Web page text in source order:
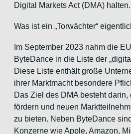
Digital Markets Act (DMA) halten.
Was ist ein „Torwächter“
Im September 2023 nahm die
ByteDance in die Liste der
Diese Liste enthält große
ihrer Marktmacht besondere
Das Ziel des DMA besteht darin,
fördern und neuen
zu bieten. Neben ByteDance
Konzerne wie Apple, Amazon,